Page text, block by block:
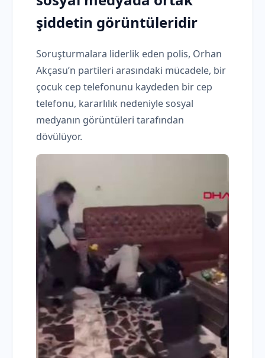
şiddetin görüntüleridir
Soruşturmalara liderlik eden polis, Orhan
Akçasu’n partileri arasındaki mücadele, bir
çocuk cep telefonunu kaydeden bir cep
telefonu, kararlılık nedeniyle sosyal
medyanın görüntüleri tarafından
dövülüyor.